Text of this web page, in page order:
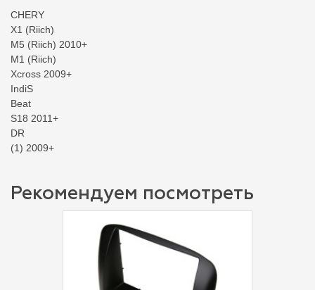
CHERY
X1 (Riich)
M5 (Riich) 2010+
M1 (Riich)
Xcross 2009+
IndiS
Beat
S18 2011+
DR
(1) 2009+
Рекомендуем посмотреть